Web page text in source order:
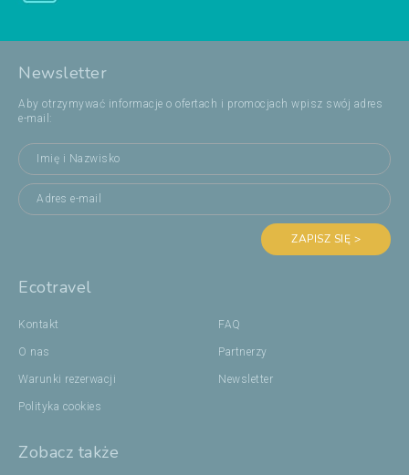
Newsletter
Aby otrzymywać informacje o ofertach i promocjach wpisz swój adres
e-mail:
ZAPISZ SIĘ >
Ecotravel
Kontakt
O nas
Warunki rezerwacji
Polityka cookies
FAQ
Partnerzy
Newsletter
Zobacz także